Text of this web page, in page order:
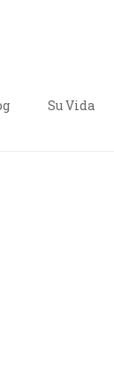
Su Vida